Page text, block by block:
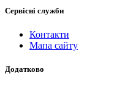
Сервісні служби
Контакти
Мапа сайту
Додатково